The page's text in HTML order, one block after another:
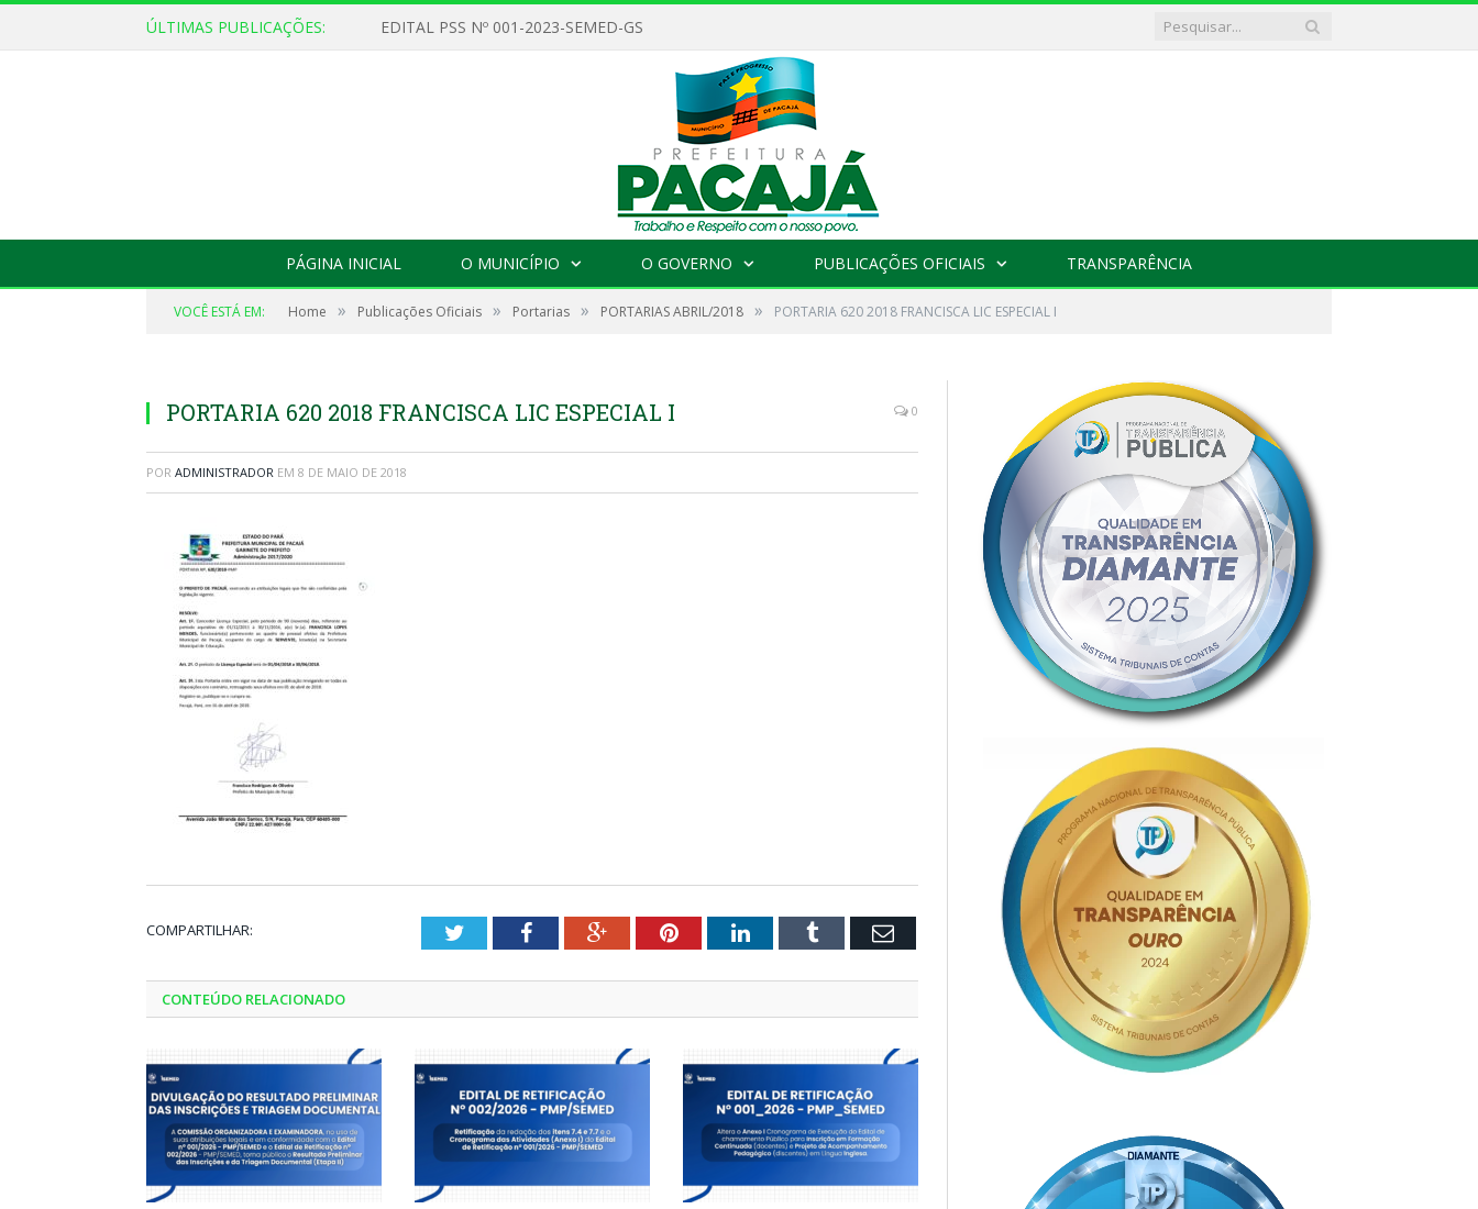
ÚLTIMAS PUBLICAÇÕES: EDITAL PSS Nº 001-2023-SEMED-GS
PÁGINA INICIAL O MUNICÍPIO O GOVERNO PUBLICAÇÕES OFICIAIS TRANSPARÊNCIA
VOCÊ ESTÁ EM: Home » Publicações Oficiais » Portarias » PORTARIAS ABRIL/2018 » PORTARIA 620 2018 FRANCISCA LIC ESPECIAL I
PORTARIA 620 2018 FRANCISCA LIC ESPECIAL I 0
POR ADMINISTRADOR EM 8 DE MAIO DE 2018
COMPARTILHAR: TwitterFacebookGoogle+PinterestLinkedInTumblr Email
CONTEÚDO RELACIONADO